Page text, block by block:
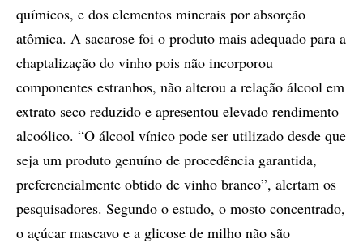
químicos, e dos elementos minerais por absorção
atômica. A sacarose foi o produto mais adequado para a
chaptalização do vinho pois não incorporou
componentes estranhos, não alterou a relação álcool em
extrato seco reduzido e apresentou elevado rendimento
alcoólico. “O álcool vínico pode ser utilizado desde que
seja um produto genuíno de procedência garantida,
preferencialmente obtido de vinho branco”, alertam os
pesquisadores. Segundo o estudo, o mosto concentrado,
o açúcar mascavo e a glicose de milho não são